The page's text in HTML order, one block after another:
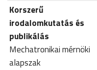
Korszerű
irodalomkutatás és
publikálás
Mechatronikai mérnöki
alapszak